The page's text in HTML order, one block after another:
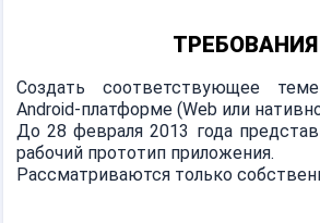
ТРЕБОВАНИЯ
Создать соответствующее
Android-платформе (Web или
До 28 февраля 2013 года
рабочий прототип приложения.
Рассматриваются только